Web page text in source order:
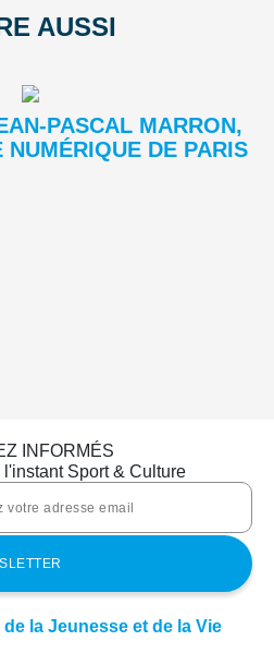
AUSSI
PASCAL MARRON,
NUMÉRIQUE DE PARIS
INFORMÉS
l'instant Sport & Culture